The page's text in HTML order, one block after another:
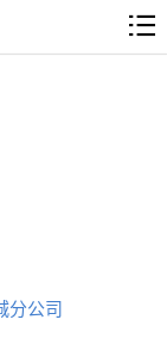
分公司